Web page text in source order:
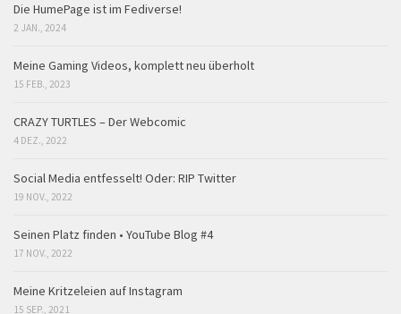
Die HumePage ist im Fediverse!
2 JAN., 2024
Meine Gaming Videos, komplett neu überholt
15 FEB., 2023
CRAZY TURTLES – Der Webcomic
4 DEZ., 2022
Social Media entfesselt! Oder: RIP Twitter
19 NOV., 2022
Seinen Platz finden • YouTube Blog #4
17 NOV., 2022
Meine Kritzeleien auf Instagram
15 SEP., 2021